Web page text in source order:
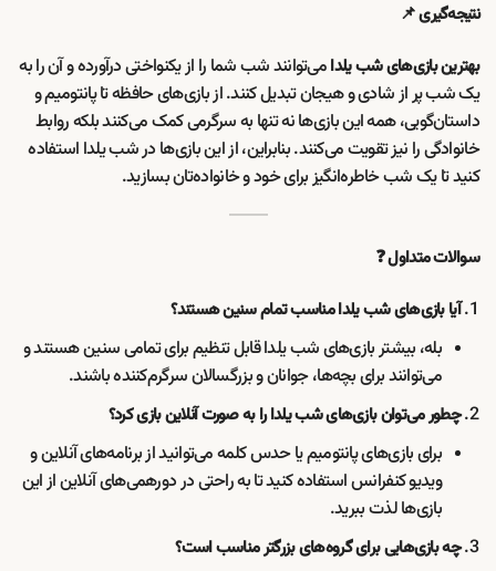
نتیجه‌گیری 📌
بهترین بازی‌های شب یلدامی‌توانند شب شما را از یکنواختی درآورده و آن را به
یک شب پر از شادی و هیجان تبدیل کنند. از بازی‌های حافظه تا پانتومیم و
داستان‌گویی، همه این بازی‌ها نه تنها به سرگرمی کمک می‌کنند بلکه روابط
خانوادگی را نیز تقویت می‌کنند. بنابراین، از این بازی‌ها در شب یلدا استفاده
کنید تا یک شب خاطره‌انگیز برای خود و خانواده‌تان بسازید.
سوالات متداول ❓
آیا بازی‌های شب یلدا مناسب تمام سنین هستند؟
بله، بیشتر بازی‌های شب یلدا قابل تنظیم برای تمامی سنین هستند و
می‌توانند برای بچه‌ها، جوانان و بزرگسالان سرگرم‌کننده باشند.
چطور می‌توان بازی‌های شب یلدا را به صورت آنلاین بازی کرد؟
برای بازی‌های پانتومیم یا حدس کلمه می‌توانید از برنامه‌های آنلاین و
ویدیو کنفرانس استفاده کنید تا به راحتی در دورهمی‌های آنلاین از این
بازی‌ها لذت ببرید.
چه بازی‌هایی برای گروه‌های بزرگتر مناسب است؟